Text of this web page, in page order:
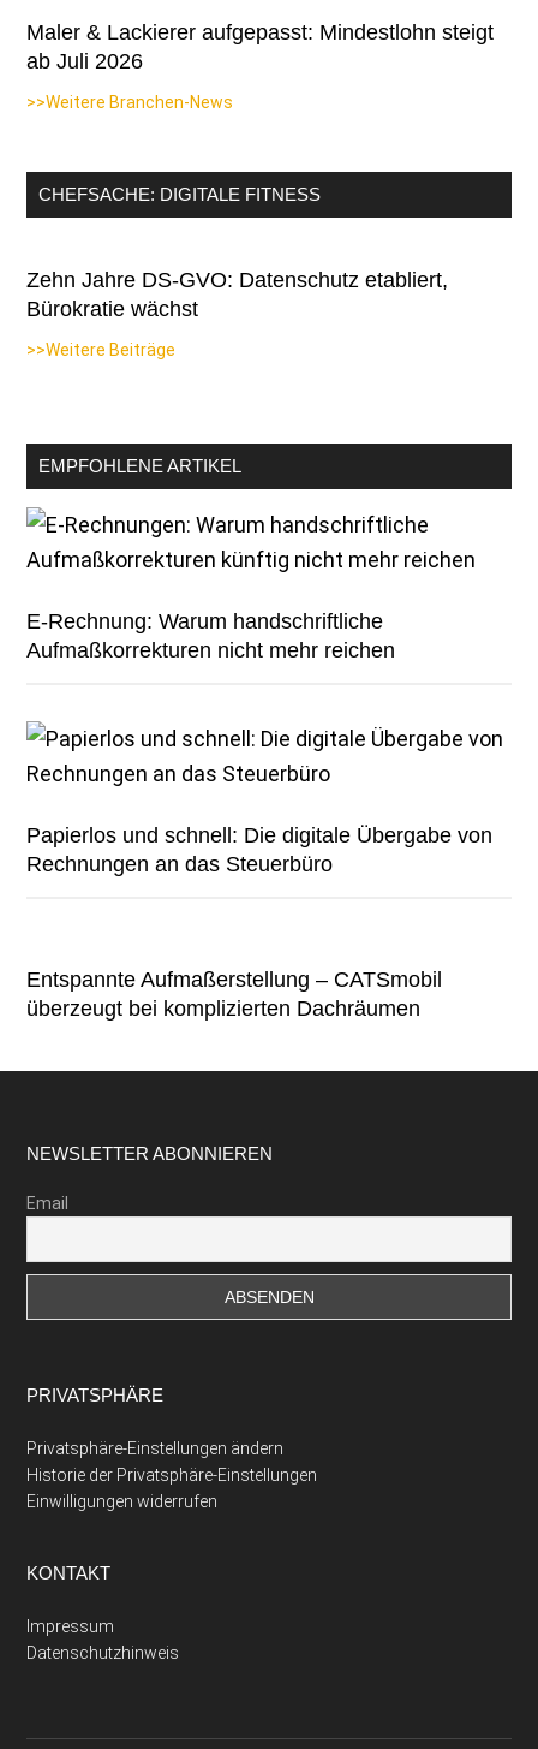
Maler & Lackierer aufgepasst: Mindestlohn steigt
ab Juli 2026
>>Weitere Branchen-News
CHEFSACHE: DIGITALE FITNESS
Zehn Jahre DS-GVO: Datenschutz etabliert,
Bürokratie wächst
>>Weitere Beiträge
EMPFOHLENE ARTIKEL
E-Rechnung: Warum handschriftliche
Aufmaßkorrekturen nicht mehr reichen
Papierlos und schnell: Die digitale Übergabe von
Rechnungen an das Steuerbüro
Entspannte Aufmaßerstellung – CATSmobil
überzeugt bei komplizierten Dachräumen
Footer
NEWSLETTER ABONNIEREN
Email
PRIVATSPHÄRE
Privatsphäre-Einstellungen ändern
Historie der Privatsphäre-Einstellungen
Einwilligungen widerrufen
KONTAKT
Impressum
Datenschutzhinweis